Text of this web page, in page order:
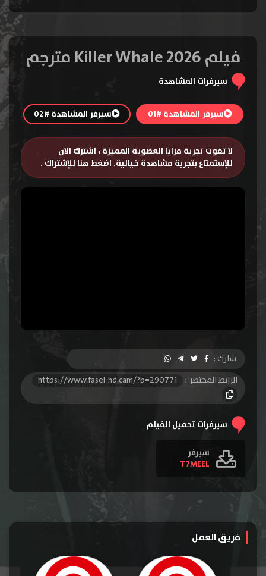
فيلم Killer Whale 2026 مترجم
سيرفرات المشاهدة
سيرفر المشاهدة #01 سيرفر المشاهدة #02
لا تفوت تجربة مزايا العضوية المميزة ، اشترك الان
للإستمتاع بتجربة مشاهدة خيالية. اضغط هنا للإشتراك .
شارك :
الرابط المختصر :
https://www.fasel-hd.cam/?p=290771
سيرفرات تحميل الفيلم
سيرفر
T7MEEL
فريق العمل